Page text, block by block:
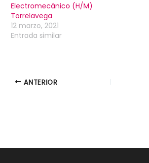
Electromecánico (H/M)
Torrelavega
12 marzo, 2021
Entrada similar
ANTERIOR